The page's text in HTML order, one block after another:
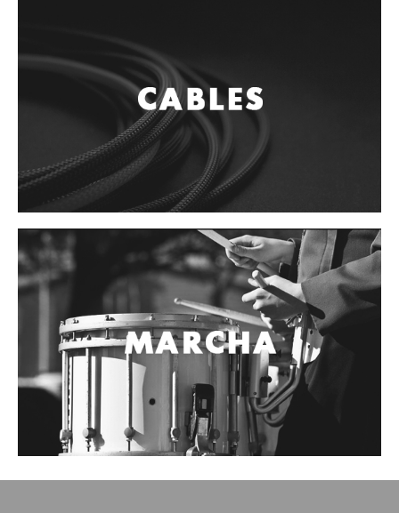
Select Balance
Enterate como escoger el par de baquetas perfecto para ti.